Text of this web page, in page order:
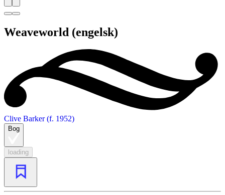
Weaveworld (engelsk)
Clive Barker (f. 1952)
Bog
loading